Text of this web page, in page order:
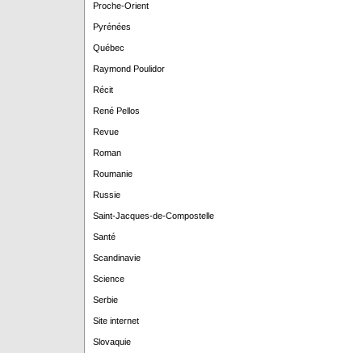
Proche-Orient
Pyrénées
Québec
Raymond Poulidor
Récit
René Pellos
Revue
Roman
Roumanie
Russie
Saint-Jacques-de-Compostelle
Santé
Scandinavie
Science
Serbie
Site internet
Slovaquie